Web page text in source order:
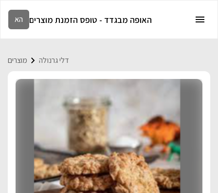
הא האופה מבגדד - טופס הזמנת מוצרים
מוצרים דלי גרנולה